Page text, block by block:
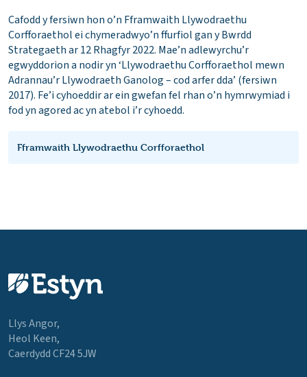
Cafodd y fersiwn hon o’n Fframwaith Llywodraethu
Corfforaethol ei chymeradwyo’n ffurfiol gan y Bwrdd
Strategaeth ar 12 Rhagfyr 2022. Mae’n adlewyrchu’r
egwyddorion a nodir yn ‘Llywodraethu Corfforaethol mewn
Adrannau’r Llywodraeth Ganolog – cod arfer dda’ (fersiwn
2017). Fe’i cyhoeddir ar ein gwefan fel rhan o’n hymrwymiad i
fod yn agored ac yn atebol i’r cyhoedd.
Fframwaith Llywodraethu Corfforaethol
Llys Angor,
Heol Keen,
Caerdydd CF24 5JW